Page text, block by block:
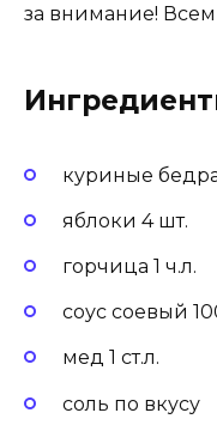
за внимание!
куриные
яблоки 4 шт.
горчица 1 ч.л.
соус соевый
мед 1 ст.л.
соль по вкусу